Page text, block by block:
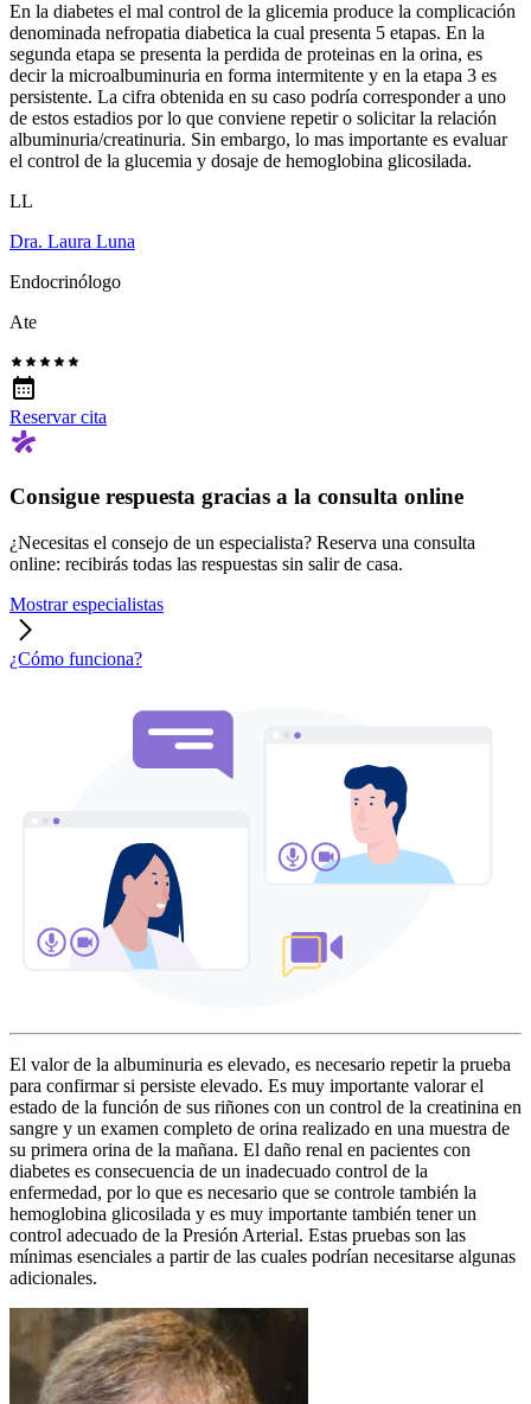
En la diabetes el mal control de la glicemia produce la complicación
denominada nefropatia diabetica la cual presenta 5 etapas. En la
segunda etapa se presenta la perdida de proteinas en la orina, es
decir la microalbuminuria en forma intermitente y en la etapa 3 es
persistente. La cifra obtenida en su caso podría corresponder a uno
de estos estadios por lo que conviene repetir o solicitar la relación
albuminuria/creatinuria. Sin embargo, lo mas importante es evaluar
el control de la glucemia y dosaje de hemoglobina glicosilada.
LL
Dra. Laura Luna
Endocrinólogo
Ate
Reservar cita
Consigue respuesta gracias a la consulta online
¿Necesitas el consejo de un especialista? Reserva una consulta
online: recibirás todas las respuestas sin salir de casa.
Mostrar especialistas
¿Cómo funciona?
El valor de la albuminuria es elevado, es necesario repetir la prueba
para confirmar si persiste elevado. Es muy importante valorar el
estado de la función de sus riñones con un control de la creatinina en
sangre y un examen completo de orina realizado en una muestra de
su primera orina de la mañana. El daño renal en pacientes con
diabetes es consecuencia de un inadecuado control de la
enfermedad, por lo que es necesario que se controle también la
hemoglobina glicosilada y es muy importante también tener un
control adecuado de la Presión Arterial. Estas pruebas son las
mínimas esenciales a partir de las cuales podrían necesitarse algunas
adicionales.